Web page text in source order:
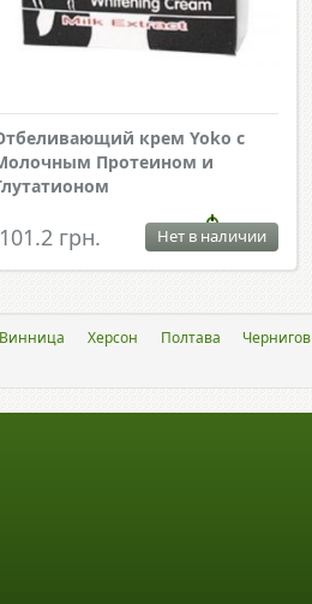
крем Yoko c
Протеином и
101.2 грн. Нет в наличии
Винница Херсон Полтава Чернигов